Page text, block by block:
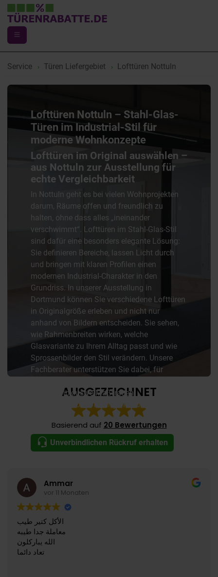
Service Türen Liefergebiet Lofttüren Nottuln
Lofttüren Nottuln – Stahl-Glas-
Türen im Industrial-Stil für
moderne Wohnkonzepte
Lofttüren im Original auswählen –
aus Nottuln zur Ausstellung für
echte Vergleichbarkeit
In Nottuln geht es bei vielen Wohnprojekten
darum, Räume offen und freundlich zu
halten, ohne dass alles „ineinander
verschwimmt“. Lofttüren im Stahl-Glas-Stil
sind dafür eine besonders elegante Lösung:
Sie definieren Bereiche, lassen Licht durch
und bringen mit klaren Profilen einen
modernen Industrial-Charakter in den
Grundriss. In unserer Ausstellung in
Dortmund können Sie verschiedene Lofttüren
in Originalgröße erleben und nicht nur
anhand von Bildern entscheiden. Sie sehen,
wie Rahmenbreiten wirken, welche
Glasvariante zu Ihrem Alltag passt und wie
Sprossenbilder den Stil verändern. Unsere
Fachberater unterstützen Sie dabei, für
planen – inklusive Maßfragen,
Einbausituation, Öffnungsrichtung und
Ausstattung.
Unverbindlichen Rückruf erhalten